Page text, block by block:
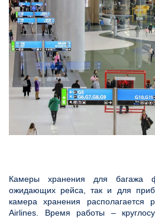
Камеры хранения для багажа
ожидающих рейса, так и для
камера хранения
Airlines. Время работы –